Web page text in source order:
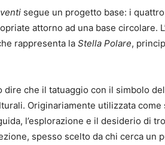
segue un progetto base: i
attorno ad una base circolare.
rappresenta la Stella Polare,
dire che il tatuaggio con il simbolo
Originariamente utilizzata
l’esplorazione e il desiderio di
spesso scelto da chi cerca un